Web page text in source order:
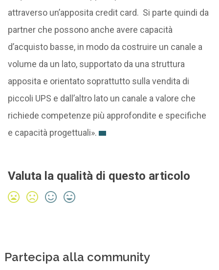
attraverso un’apposita credit card. Si parte quindi da
partner che possono anche avere capacità
d’acquisto basse, in modo da costruire un canale a
volume da un lato, supportato da una struttura
apposita e orientato soprattutto sulla vendita di
piccoli UPS e dall’altro lato un canale a valore che
richiede competenze più approfondite e specifiche
e capacità progettuali».
Valuta la qualità di questo articolo
Partecipa alla community